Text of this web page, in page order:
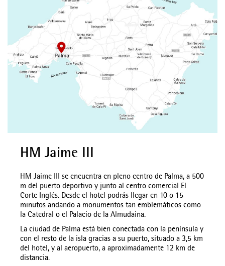
HM Jaime III
HM Jaime III se encuentra en pleno centro de Palma, a 500
m del puerto deportivo y junto al centro comercial El
Corte Inglés. Desde el hotel podrás llegar en 10 o 15
minutos andando a monumentos tan emblemáticos como
la Catedral o el Palacio de la Almudaina.
La ciudad de Palma está bien conectada con la península y
con el resto de la isla gracias a su puerto, situado a 3,5 km
del hotel, y al aeropuerto, a aproximadamente 12 km de
distancia.